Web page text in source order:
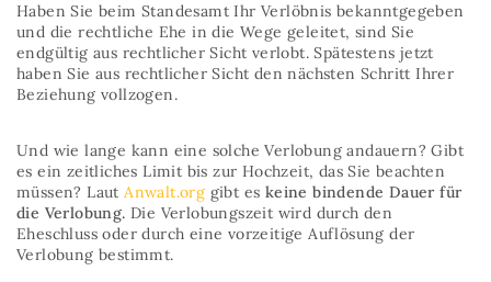
Haben Sie beim Standesamt Ihr Verlöbnis bekanntgegeben
und die rechtliche Ehe in die Wege geleitet, sind Sie
endgültig aus rechtlicher Sicht verlobt. Spätestens jetzt
haben Sie aus rechtlicher Sicht den nächsten Schritt Ihrer
Beziehung vollzogen.
Und wie lange kann eine solche Verlobung andauern? Gibt
es ein zeitliches Limit bis zur Hochzeit, das Sie beachten
müssen? LautAnwalt.org gibt es keine bindende Dauer für
die Verlobung.Die Verlobungszeit wird durch den
Eheschluss oder durch eine vorzeitige Auflösung der
Verlobung bestimmt.